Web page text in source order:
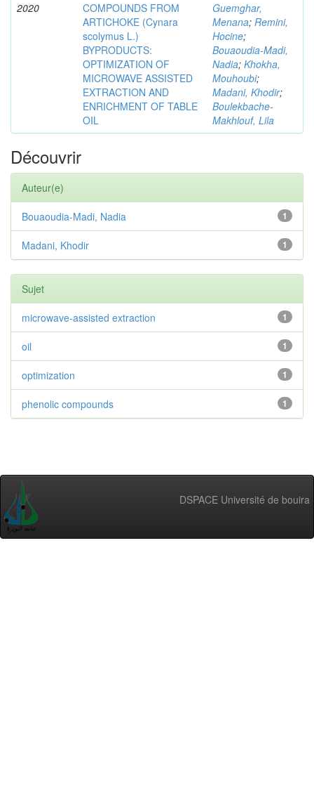
2020
COMPOUNDS FROM
ARTICHOKE (Cynara
scolymus L.)
BYPRODUCTS:
OPTIMIZATION OF
MICROWAVE ASSISTED
EXTRACTION AND
ENRICHMENT OF TABLE
OIL
Guemghar,
Menana; Remini,
Hocine;
Bouaoudia-Madi,
Nadia; Khokha,
Mouhoubi;
Madani, Khodir;
Boulekbache-
Makhlouf, Lila
Découvrir
Auteur(e)
1
Bouaoudia-Madi, Nadia
1
Madani, Khodir
Sujet
1
microwave-assisted extraction
1
oil
1
optimization
1
phenolic compounds
DSPACE Université de bouira